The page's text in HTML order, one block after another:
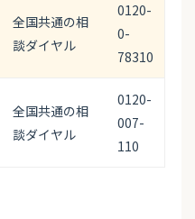
全国共通の相
談ダイヤル
0120-
0-
78310
全国共通の相
談ダイヤル
0120-
007-
110